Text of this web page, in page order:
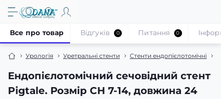
Урологія Уретральні стенти Стенти ендопієлотомічні
Ендопієлотомічний сечовідний стент
Pigtale. Розмір CH 7-14, довжина 24
Все про товар Відгуків 0 Питання 0